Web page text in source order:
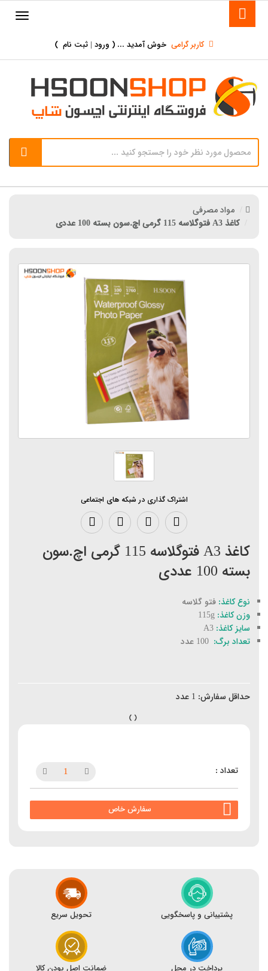
کاربر گرامی خوش آمدید ... ( ورود | ثبت نام )
مواد مصرفی
کاغذ A3 فتوگلاسه 115 گرمی اچ.سون بسته 100 عددی
اشتراک گذاری در شبکه های اجتماعی
کاغذ A3 فتوگلاسه 115 گرمی اچ.سون
بسته 100 عددی
نوع کاغذ: فتو گلاسه
وزن کاغذ:
سایز کاغذ: A3
تعداد برگ:
حداقل سفارش: 1 عدد
سفارش خاص
پشتیبانی و پاسخگویی تحویل سریع
پرداخت در محل ضمانت اصل بودن کالا